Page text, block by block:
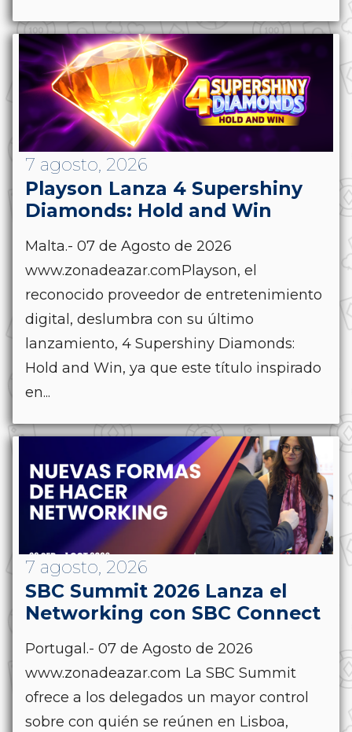
7 agosto, 2026
Playson Lanza 4 Supershiny
Diamonds: Hold and Win
Malta.- 07 de Agosto de 2026
www.zonadeazar.comPlayson, el
reconocido proveedor de entretenimiento
digital, deslumbra con su último
lanzamiento, 4 Supershiny Diamonds:
Hold and Win, ya que este título inspirado
en...
7 agosto, 2026
SBC Summit 2026 Lanza el
Networking con SBC Connect
Portugal.- 07 de Agosto de 2026
www.zonadeazar.com La SBC Summit
ofrece a los delegados un mayor control
sobre con quién se reúnen en Lisboa,